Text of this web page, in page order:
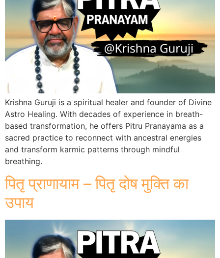
Krishna Guruji is a spiritual healer and founder of Divine
Astro Healing. With decades of experience in breath-
based transformation, he offers Pitru Pranayama as a
sacred practice to reconnect with ancestral energies
and transform karmic patterns through mindful
breathing.
पितृ प्राणायाम – पितृ दोष मुक्ति का
उपाय